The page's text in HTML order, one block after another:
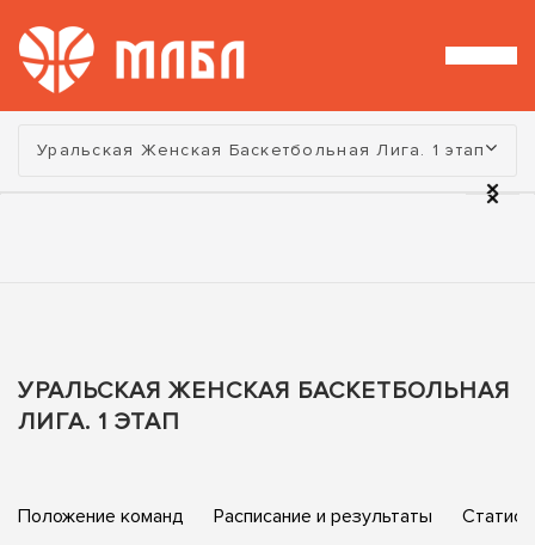
Турнир:
Уральская Женская Баскетбольная Лига. 1 этап
УРАЛЬСКАЯ ЖЕНСКАЯ БАСКЕТБОЛЬНАЯ
ЛИГА. 1 ЭТАП
Положение команд Расписание и результаты